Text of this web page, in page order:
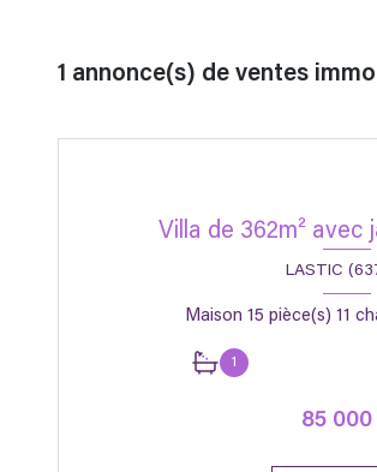
1 annonce(s) de ventes
Villa de 362m² avec
LASTIC
1
85 000